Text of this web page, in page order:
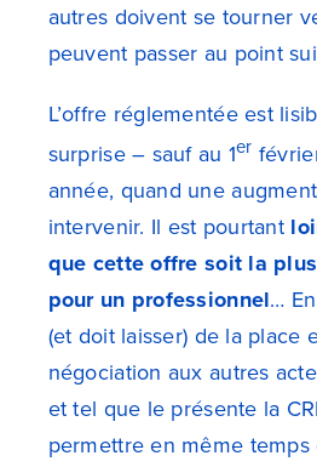
autres doivent se tourner
peuvent passer au point
L’offre réglementée est
surprise – sauf au 1er
année, quand une
intervenir. Il est pourtant
que cette offre soit la
pour un professionnel…
(et doit laisser) de la place
négociation aux autres
et tel que le présente la
permettre en même temps